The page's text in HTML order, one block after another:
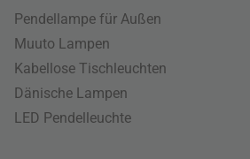
Pendellampe für Außen
Muuto Lampen
Kabellose Tischleuchten
Dänische Lampen
LED Pendelleuchte